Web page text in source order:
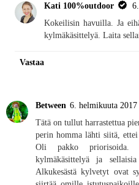
Kati 100%outdoor
Kokeilisin havuilla. Ja
kylmäkäsittelyä. Laita
Vastaa
Between 6. helmikuuta
Tätä on tullut harrastettua
perin homma lähti siitä,
Oli pakko priorisoida.
kylmäkäsittelyä ja
Alkukesästä kylvetyt ovat